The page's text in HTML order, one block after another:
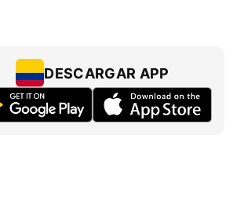
DESCARGAR APP